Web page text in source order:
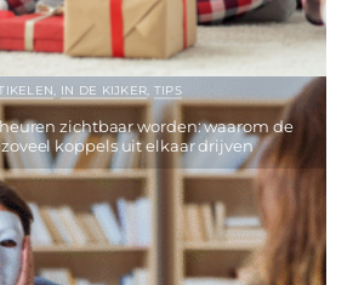
IN DE KIJKER TIPS
zichtbaar worden: waarom de
koppels uit elkaar drijven